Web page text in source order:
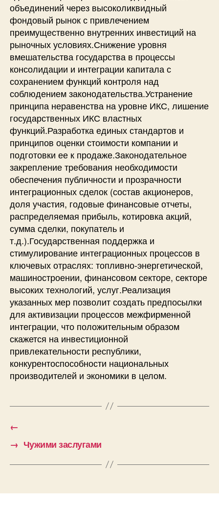
объединений через высоколиквидный
фондовый рынок с привлечением
преимущественно внутренних инвестиций на
рыночных условиях.Снижение уровня
вмешательства государства в процессы
консолидации и интеграции капитала с
сохранением функций контроля над
соблюдением законодательства.Устранение
принципа неравенства на уровне ИКС, лишение
государственных ИКС властных
функций.Разработка единых стандартов и
принципов оценки стоимости компании и
подготовки ее к продаже.Законодательное
закрепление требования необходимости
обеспечения публичности и прозрачности
интеграционных сделок (состав акционеров,
доля участия, годовые финансовые отчеты,
распределяемая прибыль, котировка акций,
сумма сделки, покупатель и
т.д.).Государственная поддержка и
стимулирование интеграционных процессов в
ключевых отраслях: топливно-энергетической,
машиностроении, финансовом секторе, секторе
высоких технологий, услуг.Реализация
указанных мер позволит создать предпосылки
для активизации процессов межфирменной
интеграции, что положительным образом
скажется на инвестиционной
привлекательности республики,
конкурентоспособности национальных
производителей и экономики в целом.
←
→ Чужими заслугами